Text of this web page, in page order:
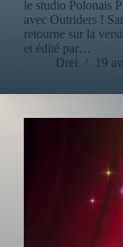
le studio Polonais
avec Outriders !
retourne sur la
et édité par…
Drei
19